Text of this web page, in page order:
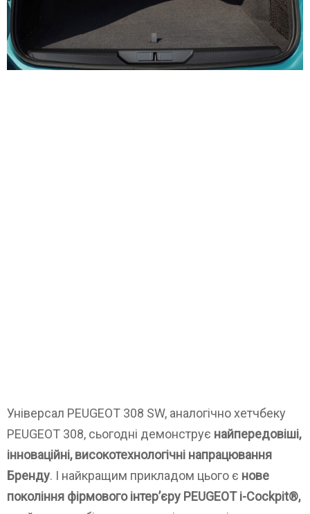
Універсал PEUGEOT 308 SW, аналогічно хетчбеку
PEUGEOT 308, сьогодні демонструє найпередовіші,
інноваційні, високотехнологічні напрацювання
Бренду. І найкращим прикладом цього є нове
покоління фірмового інтер’єру PEUGEOT i-Cockpit®,